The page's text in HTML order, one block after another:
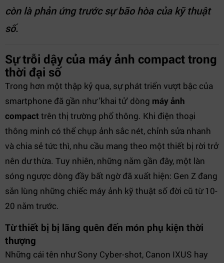
còn là phản ứng trước sự bão hòa của kỹ thuật
số.
Sự trỗi dậy của máy ảnh compact trong
thời đại số
Trong hơn một thập kỷ qua, sự phát triển vượt bậc của
smartphone đã gần như 'khai tử' dòng máy ảnh
compacttrên thị trường phổ thông. Khi điện thoại
thông minh có thể chụp ảnh sắc nét, chỉnh sửa nhanh
và chia sẻ tức thì, nhu cầu mang theo một thiết bị rời trở
nên dư thừa. Tuy nhiên, những năm gần đây, một làn
sóng ngược dòng đầy bất ngờ đã xuất hiện: Gen Z đang
săn lùng những chiếc máy ảnh kỹ thuật số đời cũ từ 10-
20 năm trước.
Từ thiết bị bị lãng quên đến món phụ kiện thời
thượng
Những cái tên như Sony Cyber-shot, Canon IXUS hay